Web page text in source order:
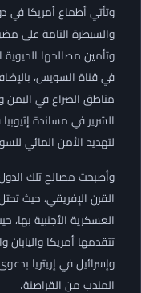
وتأتي أطماع أمريكا في
والسيطرة التامة على
وتأمين مصالحها الحيوية
في قناة السويس،
مناطق الصراع في اليمن
الشرير في مساندة
لتهديد الأمن المائي
وأصبحت مصالح تلك
القرن الإفريقي، حيث
تتقدمها أمريكا واليابان
وإسرائيل في إريتريا
المندب من القراصنة.